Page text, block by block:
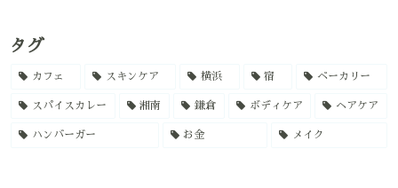
タグ
カフェ スキンケア 横浜 宿 ベーカリー
スパイスカレー 湘南 鎌倉 ボディケア ヘアケア
ハンバーガー お金 メイク